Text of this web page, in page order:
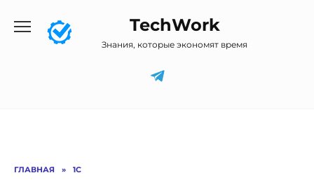
содержанию
TechWork
Знания, которые экономят время
ГЛАВНАЯ » 1C